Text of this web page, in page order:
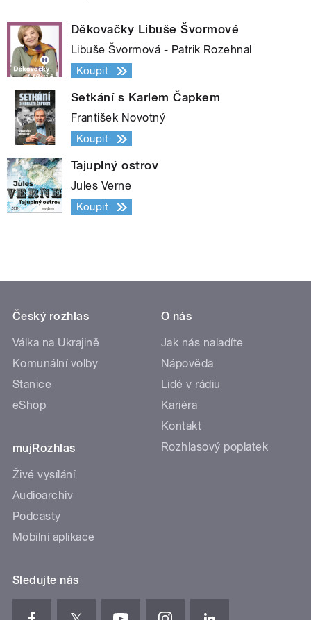
Děkovačky Libuše Švormové
Libuše Švormová - Patrik Rozehnal
Koupit
Setkání s Karlem Čapkem
František Novotný
Koupit
Tajuplný ostrov
Jules Verne
Koupit
Český rozhlas
Válka na Ukrajině
Komunální volby
Stanice
eShop
mujRozhlas
Živé vysílání
Audioarchiv
Podcasty
Mobilní aplikace
O nás
Jak nás naladíte
Nápověda
Lidé v rádiu
Kariéra
Kontakt
Rozhlasový poplatek
Sledujte nás